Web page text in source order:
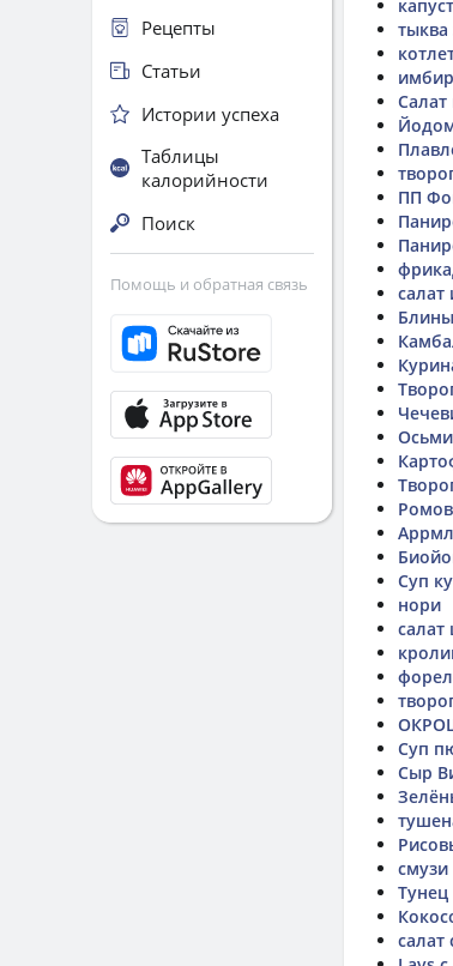
тыква
ПП
салат
Блины
Суп
нори
салат
Суп
Сыр
смузи
Рецепты
Статьи
Истории успеха
Таблицы
калорийности
Поиск
Помощь и обратная связь